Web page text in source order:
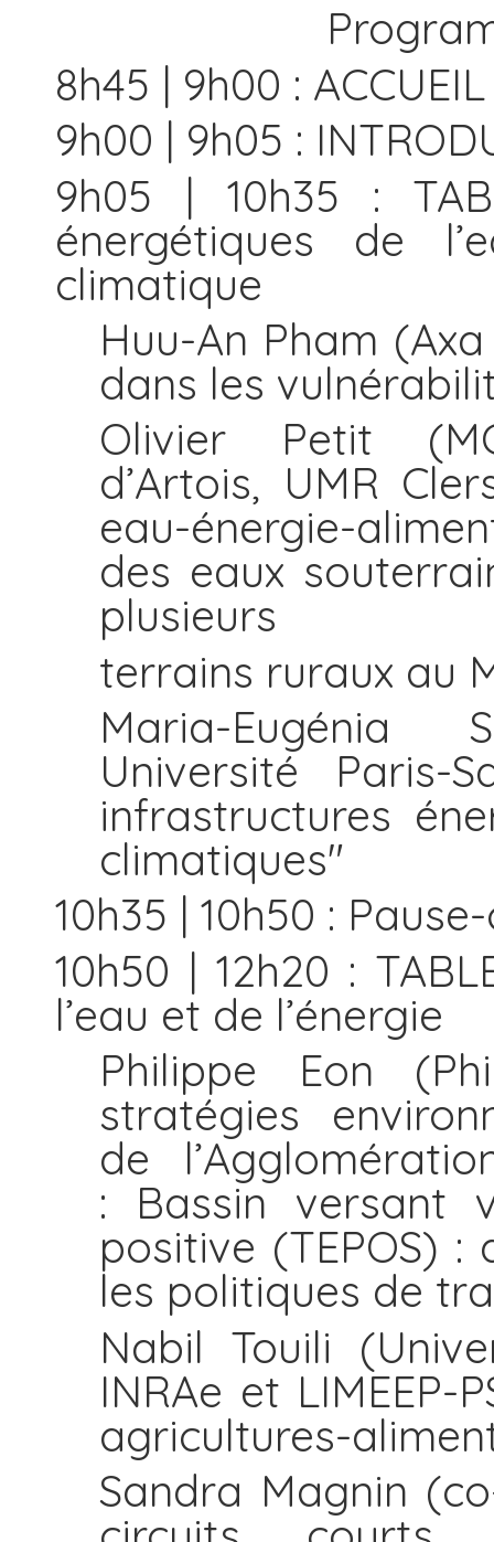
8h45 | 9h00 : ACCUEIL
9h00 | 9h05 :
9h05 | 10h35 :
énergétiques de
climatique
Huu-An Pham
dans les
Olivier Petit
d’Artois, UMR
eau-énergie-
des eaux
plusieurs
terrains ruraux au
Maria-Eugénia
Université Paris-
infrastructures
climatiques"
10h35 | 10h50 :
10h50 | 12h20 :
l’eau et de l’énergie
Philippe Eon
stratégies
de
: Bassin versant
positive (TEPOS)
les politiques de
Nabil Touili
INRAe et LIMEEP-
agricultures-
Sandra Magnin